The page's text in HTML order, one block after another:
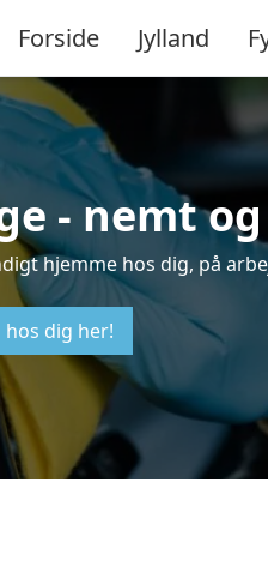
Forside Jylland
- nemt
hjemme hos dig, på
dig her!